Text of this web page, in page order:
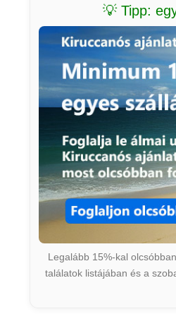
💡 Tipp:
Legalább 15%-kal
találatok listájában és a